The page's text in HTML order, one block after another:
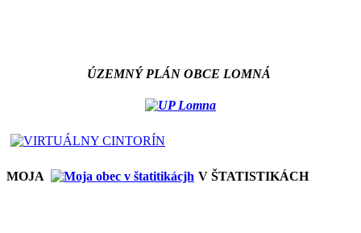
ÚZEMNÝ PLÁN OBCE LOMNÁ
MOJA V ŠTATISTIKÁCH